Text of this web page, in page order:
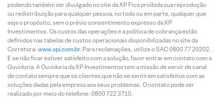
podendo também ser divulgado no site da XP Fica proibida sua reprodução
ou redistribuição para qualquer pessoa, no todo ou em parte, qualquer que
seja o propósito, sem o prévio consentimento expresso da XP
Investimentos. Os custos das operações e a política de cobrança estão
definidos nas tabelas de custos operacionais disponibilizadas no site da
Corretora: www.xpi.com.br. Para reclamações, utilize o SAC 0800 77 20202.
E se não ficar estiver satisfeito com a solução, favor entrar em contato com a
Ouvidoria. A Ouvidoria da XP Investimentos tem a missão de servir de canal
de contato sempre que os clientes que não se sentirem satisfeitos com as
soluções dadas pela empresa aos seus problemas. O contato pode ser
realizado por meio do telefone: 0800 722 3710.